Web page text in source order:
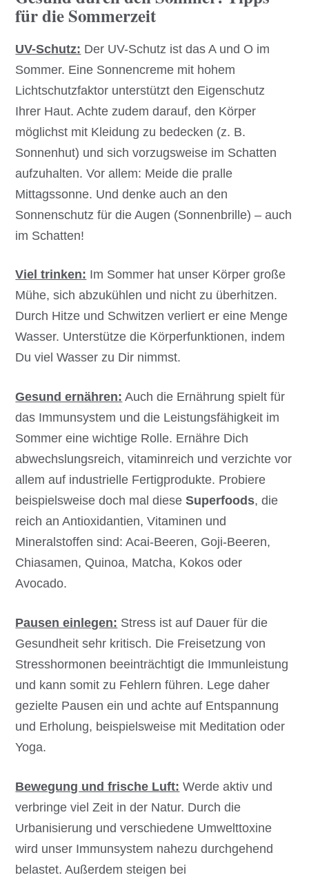
für die Sommerzeit
UV-Schutz: Der UV-Schutz ist das A und O im
Sommer. Eine Sonnencreme mit hohem
Lichtschutzfaktor unterstützt den Eigenschutz
Ihrer Haut. Achte zudem darauf, den Körper
möglichst mit Kleidung zu bedecken (z. B.
Sonnenhut) und sich vorzugsweise im Schatten
aufzuhalten. Vor allem: Meide die pralle
Mittagssonne. Und denke auch an den
Sonnenschutz für die Augen (Sonnenbrille) – auch
im Schatten!
Viel trinken: Im Sommer hat unser Körper große
Mühe, sich abzukühlen und nicht zu überhitzen.
Durch Hitze und Schwitzen verliert er eine Menge
Wasser. Unterstütze die Körperfunktionen, indem
Du viel Wasser zu Dir nimmst.
Gesund ernähren: Auch die Ernährung spielt für
das Immunsystem und die Leistungsfähigkeit im
Sommer eine wichtige Rolle. Ernähre Dich
abwechslungsreich, vitaminreich und verzichte vor
allem auf industrielle Fertigprodukte. Probiere
beispielsweise doch mal dieseSuperfoods, die
reich an Antioxidantien, Vitaminen und
Mineralstoffen sind: Acai-Beeren, Goji-Beeren,
Chiasamen, Quinoa, Matcha, Kokos oder
Avocado.
Pausen einlegen: Stress ist auf Dauer für die
Gesundheit sehr kritisch. Die Freisetzung von
Stresshormonen beeinträchtigt die Immunleistung
und kann somit zu Fehlern führen. Lege daher
gezielte Pausen ein und achte auf Entspannung
und Erholung, beispielsweise mit Meditation oder
Yoga.
Bewegung und frische Luft: Werde aktiv und
verbringe viel Zeit in der Natur. Durch die
Urbanisierung und verschiedene Umwelttoxine
wird unser Immunsystem nahezu durchgehend
belastet. Außerdem steigen bei